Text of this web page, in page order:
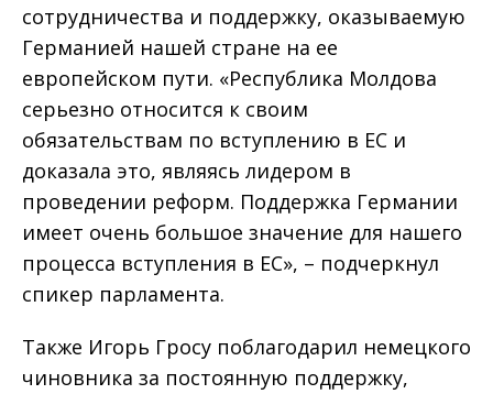
сотрудничества и поддержку, оказываемую
Германией нашей стране на ее
европейском пути. «Республика Молдова
серьезно относится к своим
обязательствам по вступлению в ЕС и
доказала это, являясь лидером в
проведении реформ. Поддержка Германии
имеет очень большое значение для нашего
процесса вступления в ЕС», – подчеркнул
спикер парламента.
Также Игорь Гросу поблагодарил немецкого
чиновника за постоянную поддержку,